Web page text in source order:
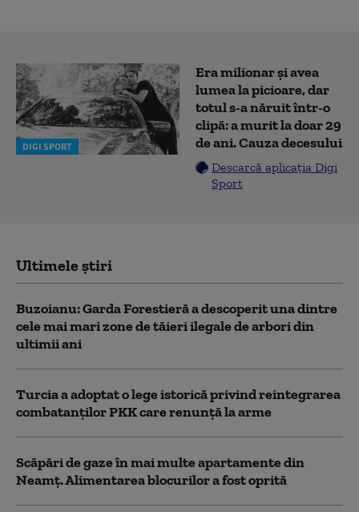
DIGI SPORT
Era milionar și avea
lumea la picioare, dar
totul s-a năruit într-o
clipă: a murit la doar 29
de ani. Cauza decesului
Descarcă aplicația Digi
Sport
Ultimele știri
Buzoianu: Garda Forestieră a descoperit una dintre
cele mai mari zone de tăieri ilegale de arbori din
ultimii ani
Turcia a adoptat o lege istorică privind reintegrarea
combatanţilor PKK care renunţă la arme
Scăpări de gaze în mai multe apartamente din
Neamț. Alimentarea blocurilor a fost oprită